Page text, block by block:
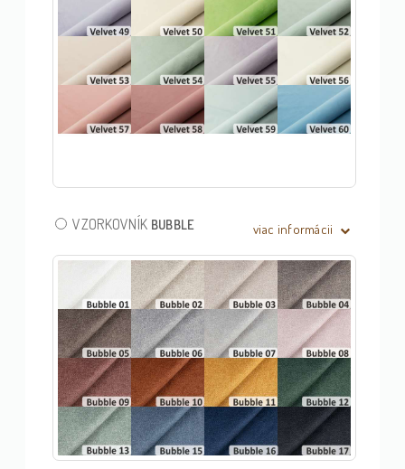
VZORKOVNÍK BUBBLE viac informácii